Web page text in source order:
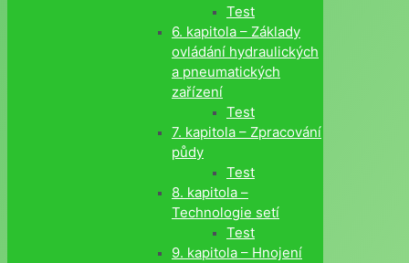
Test
6. kapitola – Základy
ovládání hydraulických
a pneumatických
zařízení
Test
7. kapitola – Zpracování
půdy
Test
8. kapitola –
Technologie setí
Test
9. kapitola – Hnojení